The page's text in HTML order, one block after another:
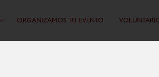
ORGANIZAMOS TU EVENTO